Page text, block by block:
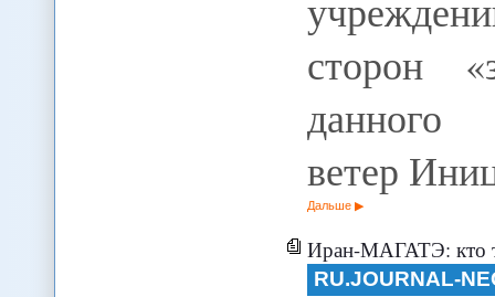
сторон
данного
ветер
Дальше
Иран-МАГАТЭ: кто
RU.JOURNAL-